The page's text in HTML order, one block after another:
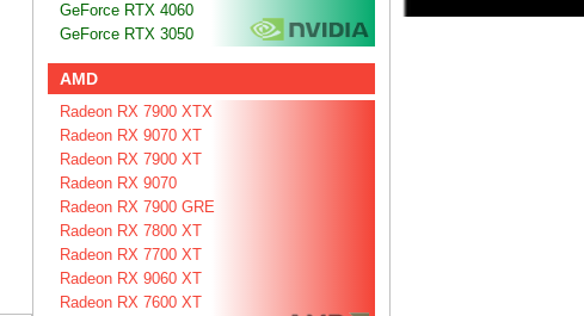
GeForce RTX 4060
GeForce RTX 3050
AMD
Radeon RX 7900 XTX
Radeon RX 9070 XT
Radeon RX 7900 XT
Radeon RX 9070
Radeon RX 7900 GRE
Radeon RX 7800 XT
Radeon RX 7700 XT
Radeon RX 9060 XT
Radeon RX 7600 XT